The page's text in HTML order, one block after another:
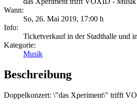
Wann:
So, 26. Mai 2019, 17:00 h
Info:
Ticketverkauf in der Stadthalle und
Kategorie:
Musik
Beschreibung
Doppelkonzert: \"das Xperiment\" trifft